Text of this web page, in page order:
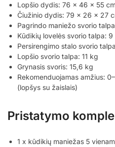
Lopšio dydis: 76 x 46 x 55
Čiužinio dydis: 79 x 26 x 27
Pagrindo maniežo svorio
Kūdikių lovelės svorio talpa: 9
Persirengimo stalo svorio
Lopšio svorio talpa: 11 kg
Grynasis svoris: 15,6 kg
Rekomenduojamas amžius:
(lopšys su žaislais)
Pristatymo
1 x kūdikių maniežas 5